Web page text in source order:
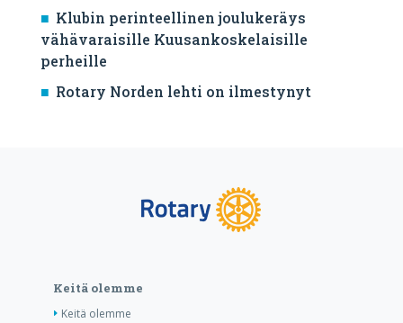
Klubin perinteellinen joulukeräys
vähävaraisille Kuusankoskelaisille
perheille
Rotary Norden lehti on ilmestynyt
Keitä olemme
Keitä olemme